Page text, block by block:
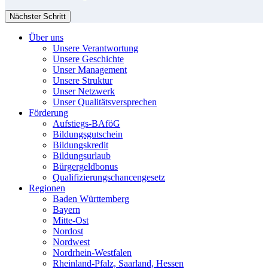
Nächster Schritt
Über uns
Unsere Verantwortung
Unsere Geschichte
Unser Management
Unsere Struktur
Unser Netzwerk
Unser Qualitätsversprechen
Förderung
Aufstiegs-BAföG
Bildungsgutschein
Bildungskredit
Bildungsurlaub
Bürgergeldbonus
Qualifizierungschancengesetz
Regionen
Baden Württemberg
Bayern
Mitte-Ost
Nordost
Nordwest
Nordrhein-Westfalen
Rheinland-Pfalz, Saarland, Hessen